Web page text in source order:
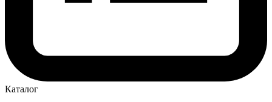
Каталог